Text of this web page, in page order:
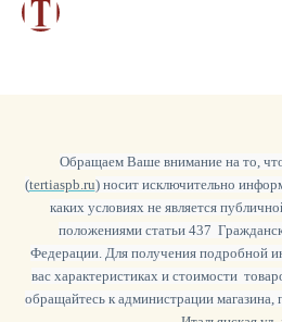
Обращаем Ваше внимание на то,
(tertiaspb.ru) носит исключительно
каких условиях не является
положениями статьи 437
Федерации. Для получения подробной
вас характеристиках и стоимости
обращайтесь к администрации магазина,